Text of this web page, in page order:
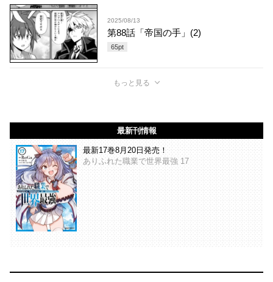
2025/08/13
第88話「帝国の手」(2)
65pt
もっと見る
最新刊情報
最新17巻8月20日発売！
ありふれた職業で世界最強 17